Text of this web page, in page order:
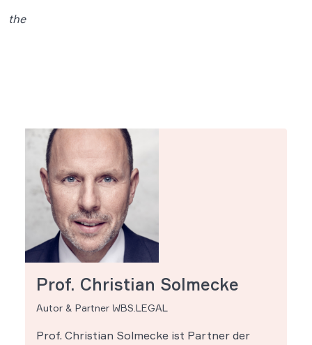
the
Prof. Christian Solmecke
Autor & Partner WBS.LEGAL
Prof. Christian Solmecke ist Partner der